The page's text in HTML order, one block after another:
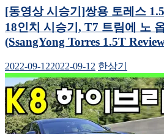
요.
(새
창
에
서
열
림)
이
션
[동영상 시승기]쌍용 토레스
18인치 시승기, T7 트림에 노
(SsangYong Torres 1.5T
2022-09-122022-09-12 한상기